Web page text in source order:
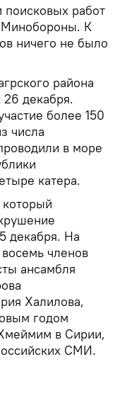
работ
Минобороны. К
ничего не было
района
26 декабря.
более 150
числа
в море
катера.
декабря. На
членов
ансамбля
Халилова,
годом
в Сирии,
СМИ.